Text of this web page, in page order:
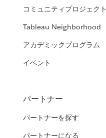
コミュニティプロジェクト
Tableau Neighborhood
アカデミックプログラム
イベント
パートナー
パートナーを探す
パートナーになる